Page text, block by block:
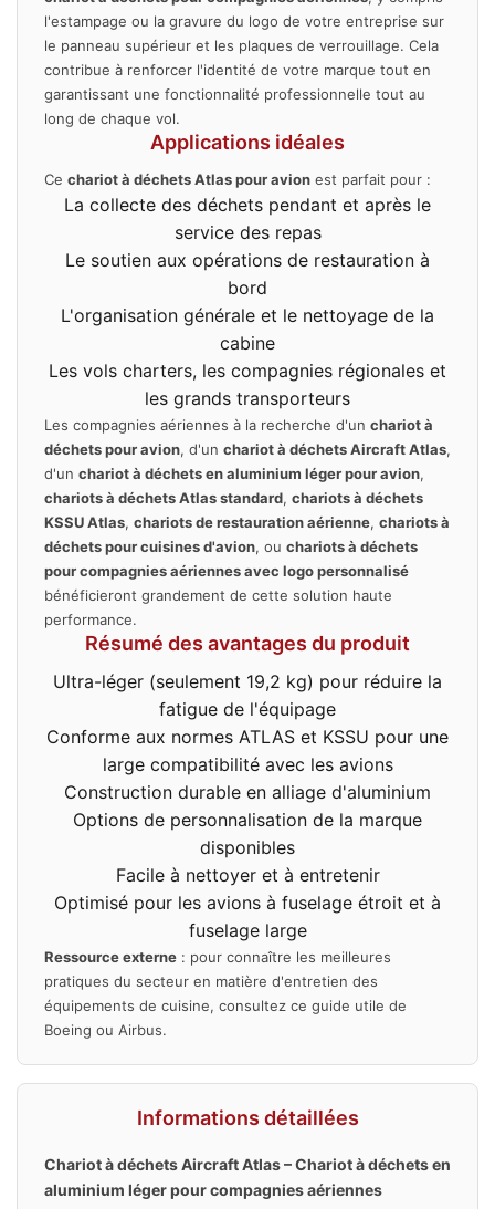
l'estampage ou la gravure du logo de votre entreprise sur
le panneau supérieur et les plaques de verrouillage. Cela
contribue à renforcer l'identité de votre marque tout en
garantissant une fonctionnalité professionnelle tout au
long de chaque vol.
Applications idéales
Ce chariot à déchets Atlas pour avion est parfait pour :
La collecte des déchets pendant et après le
service des repas
Le soutien aux opérations de restauration à
bord
L'organisation générale et le nettoyage de la
cabine
Les vols charters, les compagnies régionales et
les grands transporteurs
Les compagnies aériennes à la recherche d'un chariot à
déchets pour avion, d'un chariot à déchets Aircraft Atlas,
d'un chariot à déchets en aluminium léger pour avion,
chariots à déchets Atlas standard, chariots à déchets
KSSU Atlas, chariots de restauration aérienne, chariots à
déchets pour cuisines d'avion, ou chariots à déchets
pour compagnies aériennes avec logo personnalisé
bénéficieront grandement de cette solution haute
performance.
Résumé des avantages du produit
Ultra-léger (seulement 19,2 kg) pour réduire la
fatigue de l'équipage
Conforme aux normes ATLAS et KSSU pour une
large compatibilité avec les avions
Construction durable en alliage d'aluminium
Options de personnalisation de la marque
disponibles
Facile à nettoyer et à entretenir
Optimisé pour les avions à fuselage étroit et à
fuselage large
Ressource externe : pour connaître les meilleures
pratiques du secteur en matière d'entretien des
équipements de cuisine, consultez ce guide utile de
Boeing ou Airbus.
Informations détaillées
Chariot à déchets Aircraft Atlas – Chariot à déchets en
aluminium léger pour compagnies aériennes